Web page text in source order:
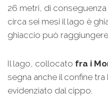
26 metri, di
circa sei mesi il lago è
ghiaccio può
Il lago, collocato fra i
segna anche il confine
evidenziato dal cippo.